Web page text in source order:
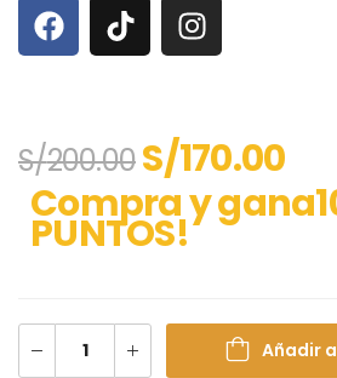
S/200.00S/170.00
Compra y
PUNTOS!
Añadir